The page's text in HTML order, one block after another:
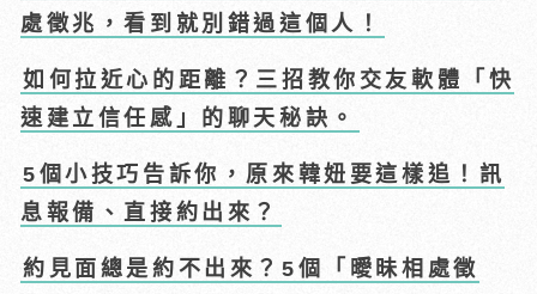
處徵兆，看到就別錯過這個人！
如何拉近心的距離？三招教你交友軟體「快
速建立信任感」的聊天秘訣。
5個小技巧告訴你，原來韓妞要這樣追！訊
息報備、直接約出來？
約見面總是約不出來？5個「曖昧相處徵